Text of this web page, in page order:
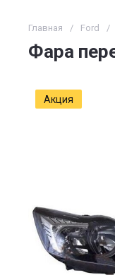
Главная / Ford /
Фара
Акция